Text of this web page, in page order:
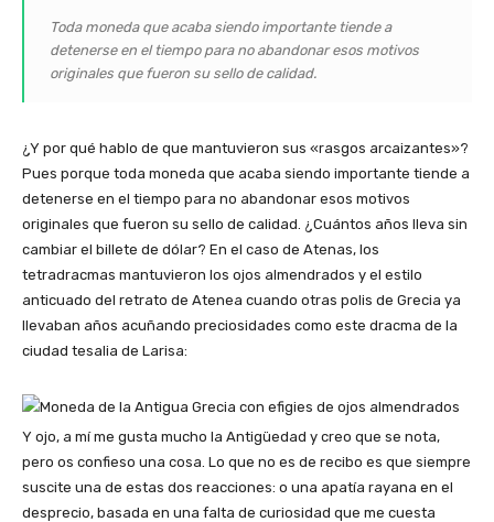
Toda moneda que acaba siendo importante tiende a
detenerse en el tiempo para no abandonar esos motivos
originales que fueron su sello de calidad.
¿Y por qué hablo de que mantuvieron sus «rasgos arcaizantes»?
Pues porque toda moneda que acaba siendo importante tiende a
detenerse en el tiempo para no abandonar esos motivos
originales que fueron su sello de calidad. ¿Cuántos años lleva sin
cambiar el billete de dólar? En el caso de Atenas, los
tetradracmas mantuvieron los ojos almendrados y el estilo
anticuado del retrato de Atenea cuando otras polis de Grecia ya
llevaban años acuñando preciosidades como este dracma de la
ciudad tesalia de Larisa:
Y ojo, a mí me gusta mucho la Antigüedad y creo que se nota,
pero os confieso una cosa. Lo que no es de recibo es que siempre
suscite una de estas dos reacciones: o una apatía rayana en el
desprecio, basada en una falta de curiosidad que me cuesta